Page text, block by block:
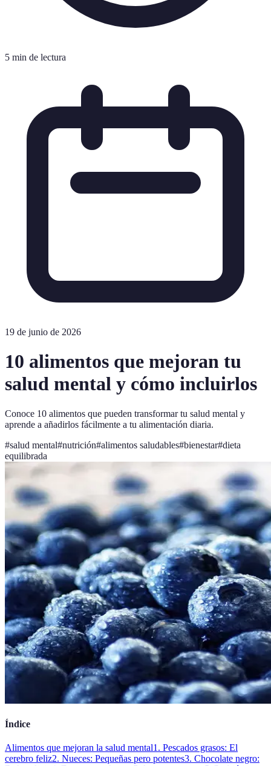
5 min de lectura
19 de junio de 2026
10 alimentos que mejoran tu
salud mental y cómo incluirlos
Conoce 10 alimentos que pueden transformar tu salud mental y
aprende a añadirlos fácilmente a tu alimentación diaria.
#salud mental#nutrición#alimentos saludables#bienestar#dieta
equilibrada
Índice
Alimentos que mejoran la salud mental1. Pescados grasos: El
cerebro feliz2. Nueces: Pequeñas pero potentes3. Chocolate negro: